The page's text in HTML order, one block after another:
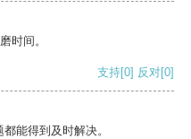
时间。
支持[0] 反对[0]
能得到及时解决。